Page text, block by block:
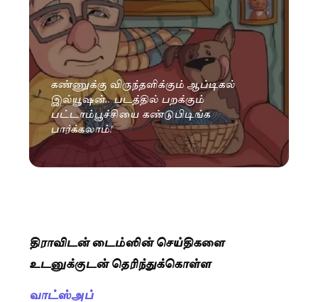
கண்ணுக்கு விருந்தளிக்கும் ஆப்டிகல்
இல்யூஷன்.. படத்தில் பறக்கும்
பட்டாம்பூச்சியை கண்டுபிடிங்க
பார்க்கலாம்!
திராவிடன் டைம்ஸின் செய்திகளை
உடனுக்குடன் தெரிந்துக்கொள்ள
வாட்ஸ்அப்